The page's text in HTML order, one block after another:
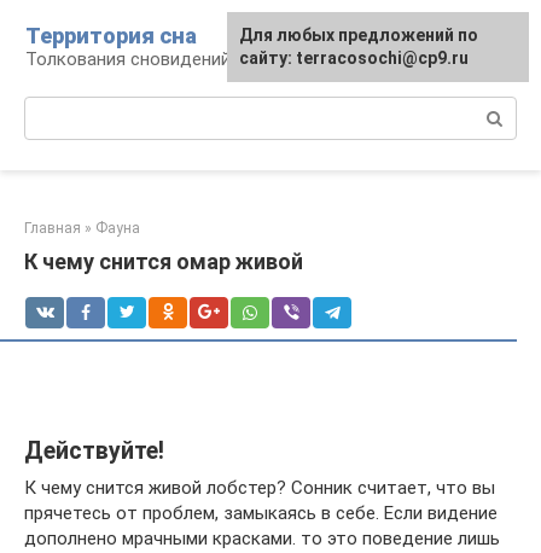
контенту
Территория сна
Толкования сновидений
Главная » Фауна
К чему снится омар живой
Действуйте!
К чему снится живой лобстер? Сонник считает, что вы
прячетесь от проблем, замыкаясь в себе. Если видение
дополнено мрачными красками. то это поведение лишь
Для любых предложений по
сайту: terracosochi@cp9.ru